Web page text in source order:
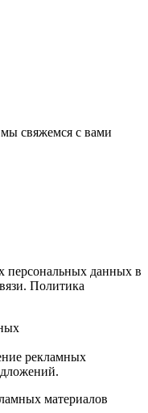
свяжемся с вами
персональных данных в
Политика
рекламных
материалов